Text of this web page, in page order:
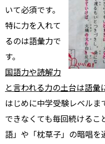
いて必須です。
特に力を入れて
るのは語彙力で
す。
国語力や読解力
と言われる力の土台は語彙
はじめに中学受験レベルま
できなくても毎回続けるこ
語」や「枕草子」の暗唱を